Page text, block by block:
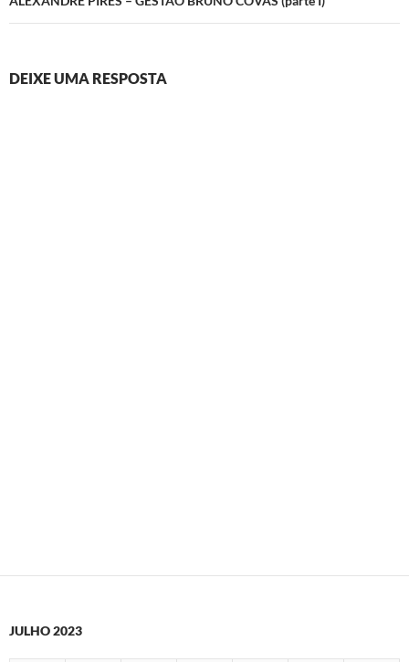
DEIXE UMA RESPOSTA
JULHO 2023